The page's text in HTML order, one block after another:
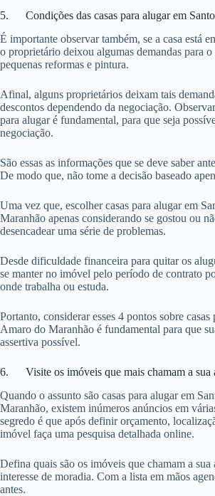
5. Condições das casas para alugar em
É importante observar também, se a casa está
o proprietário deixou algumas demandas para
pequenas reformas e pintura.
Afinal, alguns proprietários deixam tais
descontos dependendo da negociação.
para alugar é fundamental, para que seja
negociação.
São essas as informações que se deve saber
De modo que, não tome a decisão baseado
Uma vez que, escolher casas para alugar em
Maranhão apenas considerando se gostou ou
desencadear uma série de problemas.
Desde dificuldade financeira para quitar os
se manter no imóvel pelo período de contrato
onde trabalha ou estuda.
Portanto, considerar esses 4 pontos sobre
Amaro do Maranhão é fundamental para que
assertiva possível.
6. Visite os imóveis que mais chamam a sua
Quando o assunto são casas para alugar em
Maranhão, existem inúmeros anúncios em
segredo é que após definir orçamento,
imóvel faça uma pesquisa detalhada online.
Defina quais são os imóveis que chamam a sua
interesse de moradia. Com a lista em mãos
antes.